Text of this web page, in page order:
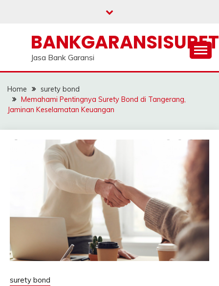
Jasa Bank Garansi
Home
surety bond
Memahami Pentingnya Surety Bond di Tangerang,
Jaminan Keselamatan Keuangan
surety bond